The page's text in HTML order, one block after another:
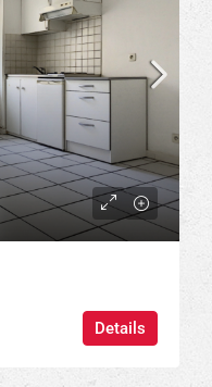
Details